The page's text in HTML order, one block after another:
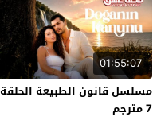
01:55:07
مسلسل قانون الطبيعة الحلقة
7 مترجم